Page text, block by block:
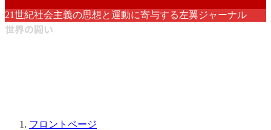
21世紀社会主義の思想と運動に寄与する左翼ジャーナル
世界の闘い
フロントページ